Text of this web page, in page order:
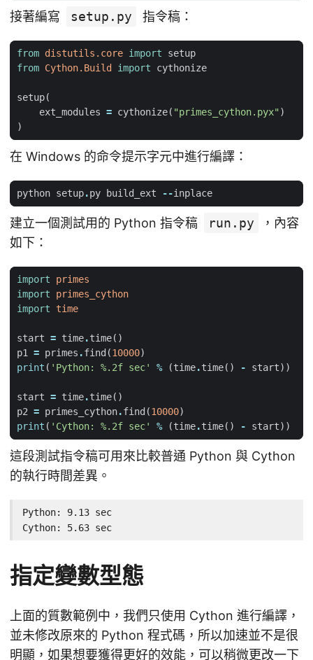
接著編寫 setup.py 指令稿：
from distutils.core import
setup
from Cython.Build import cythonize
setup(
ext_modules = cythonize( "primes_cython.pyx")
)
在 Windows 的命令提示字元中進行編譯：
python setup.py build_ext --inplace
建立一個測試用的 Python 指令稿 run.py
，內容
如下：
import
primes
import
primes_cython
import
time
start = time.time()
p1 = primes .find (10000)
print ( 'Python: %.2f sec' % (time.time() - start))
start = time.time()
p2 = primes_cython.find (10000)
print ( 'Cython: %.2f sec' % (time.time() - start))
這段測試指令稿可用來比較普通 Python 與 Cython
的執行時間差異。
Python: 9.13 sec
Cython: 5.63 sec
指定變數型態
上面的質數範例中，我們只使用 Cython 進行編譯，
並未修改原來的 Python 程式碼，所以加速並不是很
明顯，如果想要獲得更好的效能，可以稍微更改一下